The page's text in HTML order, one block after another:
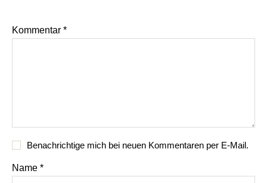
Kommentar *
Benachrichtige mich bei neuen Kommentaren per E-Mail.
Name *